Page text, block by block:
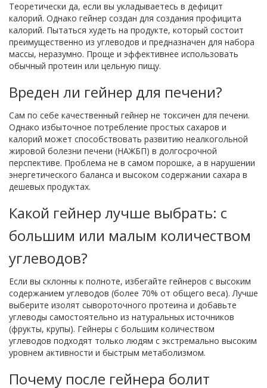
Теоретически да, если вы укладываетесь в дефицит
калорий. Однако гейнер создан для создания профицита
калорий. Пытаться худеть на продукте, который состоит
преимущественно из углеводов и предназначен для набора
массы, неразумно. Проще и эффективнее использовать
обычный протеин или цельную пищу.
Вреден ли гейнер для печени?
Сам по себе качественный гейнер не токсичен для печени.
Однако избыточное потребление простых сахаров и
калорий может способствовать развитию неалкогольной
жировой болезни печени (НАЖБП) в долгосрочной
перспективе. Проблема не в самом порошке, а в нарушении
энергетического баланса и высоком содержании сахара в
дешевых продуктах.
Какой гейнер лучше выбрать: с
большим или малым количеством
углеводов?
Если вы склонны к полноте, избегайте гейнеров с высоким
содержанием углеводов (более 70% от общего веса). Лучше
выберите изолят сывороточного протеина и добавьте
углеводы самостоятельно из натуральных источников
(фрукты, крупы). Гейнеры с большим количеством
углеводов подходят только людям с экстремально высоким
уровнем активности и быстрым метаболизмом.
Почему после гейнера болит